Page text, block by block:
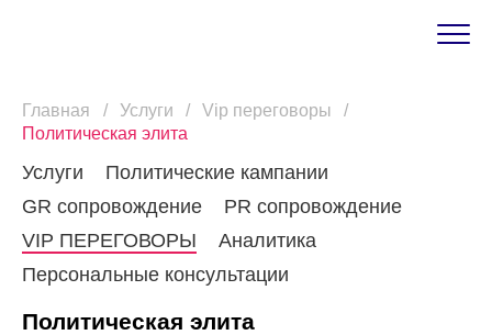
Главная Услуги
Vip переговоры
Политическая элита
Услуги
Политические кампании
GR сопровождение
PR сопровождение
VIP ПЕРЕГОВОРЫ
Аналитика
Персональные консультации
Политическая элита